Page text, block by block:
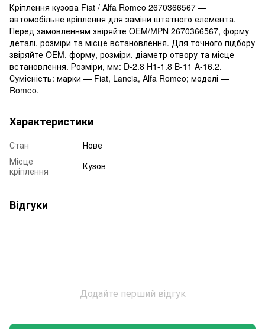
Кріплення кузова Fiat / Alfa Romeo 2670366567 —
автомобільне кріплення для заміни штатного елемента.
Перед замовленням звіряйте OEM/MPN 2670366567, форму
деталі, розміри та місце встановлення. Для точного підбору
звіряйте OEM, форму, розміри, діаметр отвору та місце
встановлення. Розміри, мм: D-2.8 H1-1.8 B-11 A-16.2.
Сумісність: марки — Fiat, Lancia, Alfa Romeo; моделі —
Romeo.
Характеристики
Стан
Нове
Місце
кріплення
Кузов
Відгуки
Додайте перший відгук